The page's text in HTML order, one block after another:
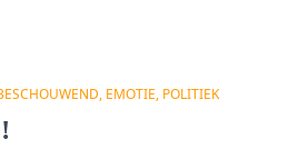
EMOTIE POLITIEK